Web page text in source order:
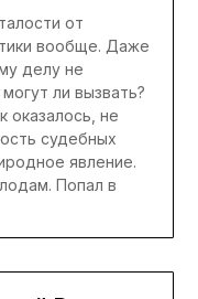
от
вообще. Даже
делу не
ли вызвать?
оказалось, не
судебных
явление.
Попал в